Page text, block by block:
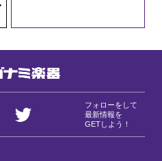
フォローをして
最新情報を
GETしよう！